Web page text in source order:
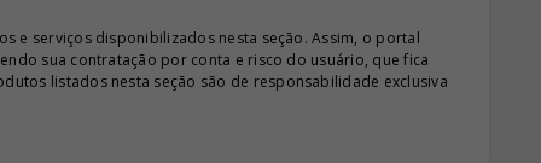
e serviços disponibilizados nesta seção. Assim, o portal
sua contratação por conta e risco do usuário, que fica
listados nesta seção são de responsabilidade exclusiva